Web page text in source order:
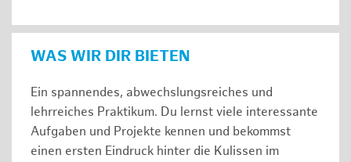
WAS WIR DIR BIETEN
Ein spannendes, abwechslungsreiches und
lehrreiches Praktikum. Du lernst viele interessante
Aufgaben und Projekte kennen und bekommst
einen ersten Eindruck hinter die Kulissen im